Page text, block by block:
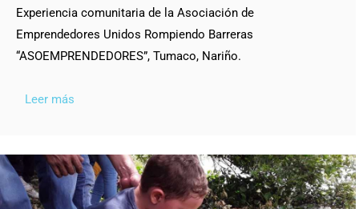
Experiencia comunitaria de la Asociación de
Emprendedores Unidos Rompiendo Barreras
“ASOEMPRENDEDORES”, Tumaco, Nariño.
Leer más